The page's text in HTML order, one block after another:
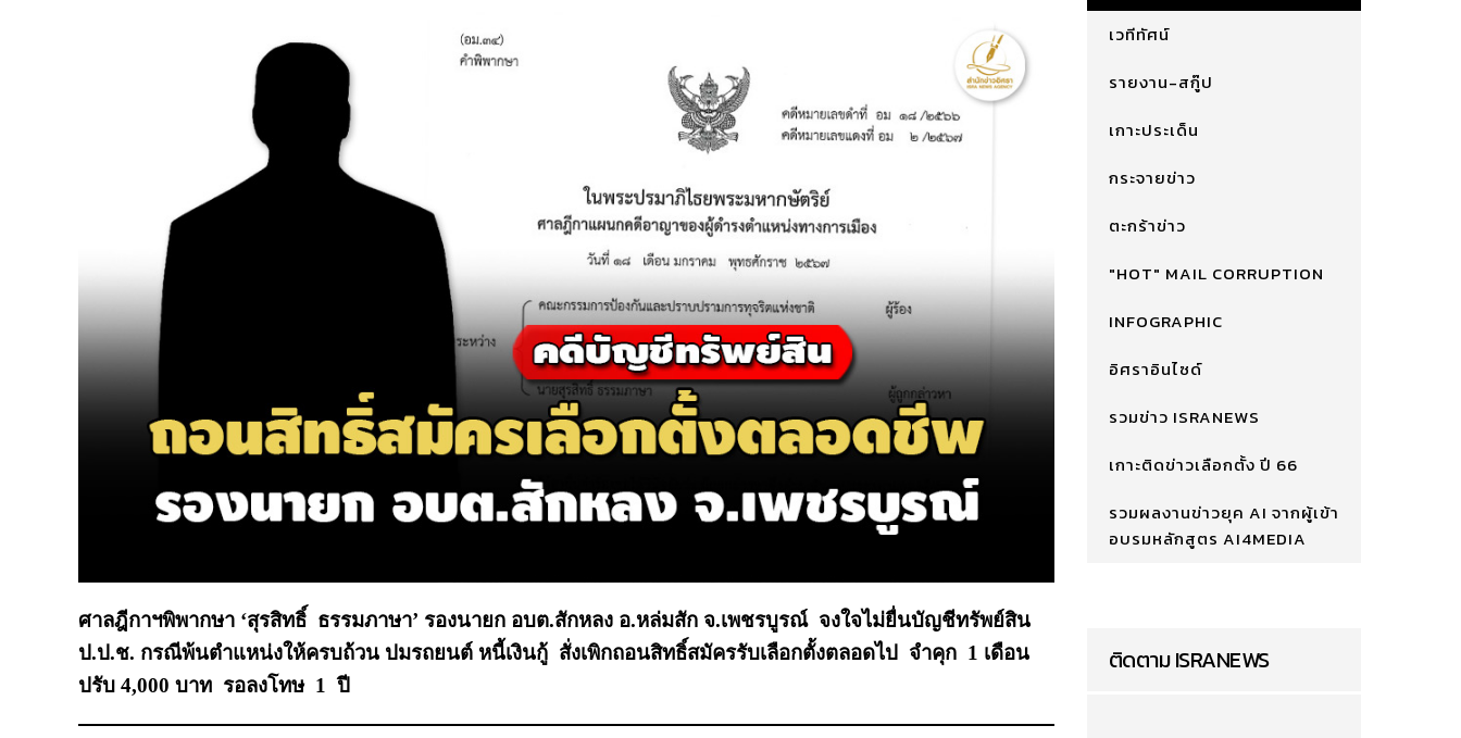
ศาลฎีกาฯพิพากษา ‘สุรสิทธิ์ ธรรมภาษา’ รองนายก อบต.สักหลง อ.หล่มสัก จ.เพชรบูรณ์ จงใจไม่ยื่นบัญชีทรัพย์สิน
ป.ป.ช. กรณีพ้นตำแหน่งให้ครบถ้วน ปมรถยนต์ หนี้เงินกู้ สั่งเพิกถอนสิทธิ์สมัครรับเลือกตั้งตลอดไป จำคุก 1 เดือน
ปรับ 4,000 บาท รอลงโทษ 1 ปี
เวทีทัศน์
รายงาน-สกู๊ป
เกาะประเด็น
กระจายข่าว
ตะกร้าข่าว
"HOT" MAIL CORRUPTION
INFOGRAPHIC
อิศราอินไซด์
รวมข่าว ISRANEWS
เกาะติดข่าวเลือกตั้ง ปี 66
รวมผลงานข่าวยุค AI จากผู้เข้า
อบรมหลักสูตร AI4MEDIA
ติดตาม ISRANEWS